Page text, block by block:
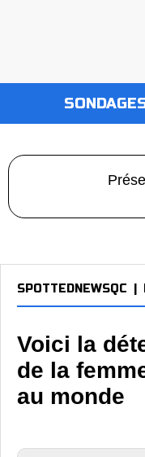
SPOTTEDNEWSQC
Voici la
de la
au monde